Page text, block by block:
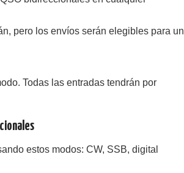
pero los envíos serán elegibles para un
Todas las entradas tendrán por
estos modos: CW, SSB, digital